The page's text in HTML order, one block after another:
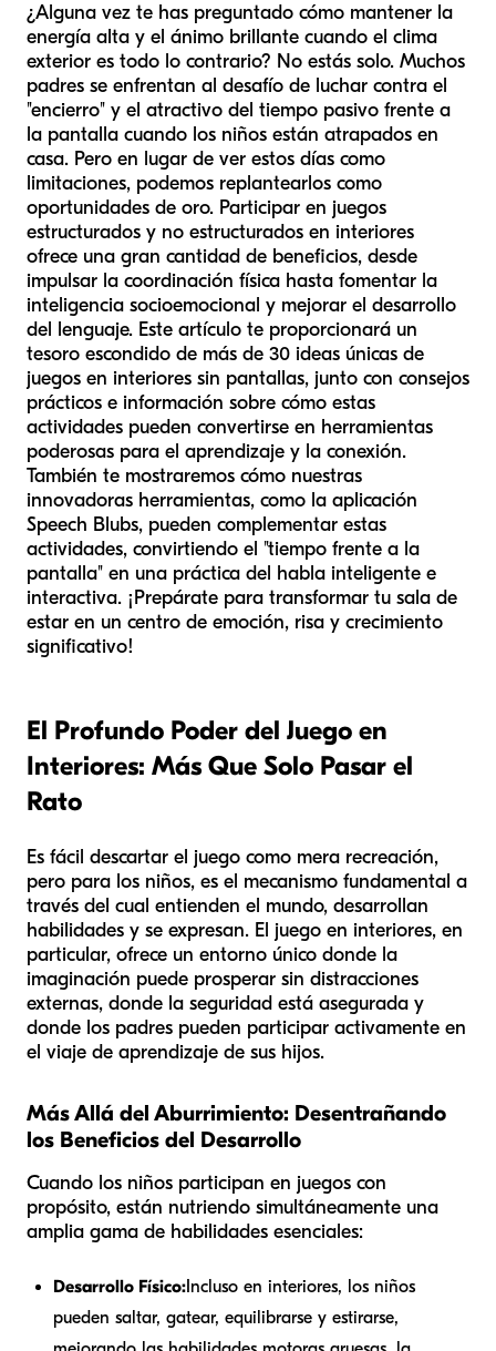
¿Alguna vez te has preguntado cómo mantener la
energía alta y el ánimo brillante cuando el clima
exterior es todo lo contrario? No estás solo. Muchos
padres se enfrentan al desafío de luchar contra el
"encierro" y el atractivo del tiempo pasivo frente a
la pantalla cuando los niños están atrapados en
casa. Pero en lugar de ver estos días como
limitaciones, podemos replantearlos como
oportunidades de oro. Participar en juegos
estructurados y no estructurados en interiores
ofrece una gran cantidad de beneficios, desde
impulsar la coordinación física hasta fomentar la
inteligencia socioemocional y mejorar el desarrollo
del lenguaje. Este artículo te proporcionará un
tesoro escondido de más de 30 ideas únicas de
juegos en interiores sin pantallas, junto con consejos
prácticos e información sobre cómo estas
actividades pueden convertirse en herramientas
poderosas para el aprendizaje y la conexión.
También te mostraremos cómo nuestras
innovadoras herramientas, como la aplicación
Speech Blubs, pueden complementar estas
actividades, convirtiendo el "tiempo frente a la
pantalla" en una práctica del habla inteligente e
interactiva. ¡Prepárate para transformar tu sala de
estar en un centro de emoción, risa y crecimiento
significativo!
El Profundo Poder del Juego en
Interiores: Más Que Solo Pasar el
Rato
Es fácil descartar el juego como mera recreación,
pero para los niños, es el mecanismo fundamental a
través del cual entienden el mundo, desarrollan
habilidades y se expresan. El juego en interiores, en
particular, ofrece un entorno único donde la
imaginación puede prosperar sin distracciones
externas, donde la seguridad está asegurada y
donde los padres pueden participar activamente en
el viaje de aprendizaje de sus hijos.
Más Allá del Aburrimiento: Desentrañando
los Beneficios del Desarrollo
Cuando los niños participan en juegos con
propósito, están nutriendo simultáneamente una
amplia gama de habilidades esenciales:
Desarrollo Físico: Incluso en interiores, los niños
pueden saltar, gatear, equilibrarse y estirarse,